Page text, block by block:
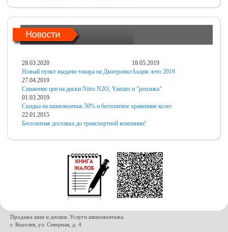
28.03.2020
Новый пункт выдачи товара на Дмитровке
18.05.2019
Акция лето 2019
27.04.2019
Снижение цен на диски Nitro N2O, Yamato и "реплика"
01.03.2019
Скидка на шиномонтаж 50% и бесплатное хранениие колес
22.01.2015
Бесплатная доставка до транспортной компании!
Продажа шин и дисков. Услуги шиномонтажа.
г. Королев, ул. Северная, д. 4